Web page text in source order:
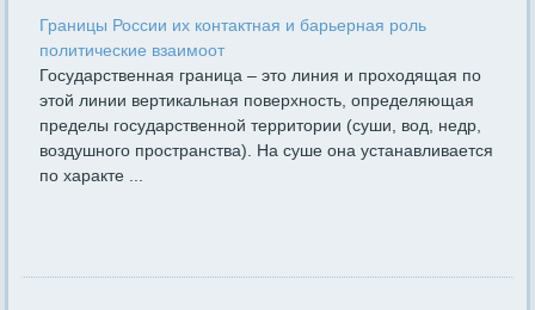
Границы России их контактная и барьерная роль
политические взаимоот
Государственная граница – это линия и проходящая по
этой линии вертикальная поверхность, определяющая
пределы государственной территории (суши, вод, недр,
воздушного пространства). На суше она устанавливается
по характе ...